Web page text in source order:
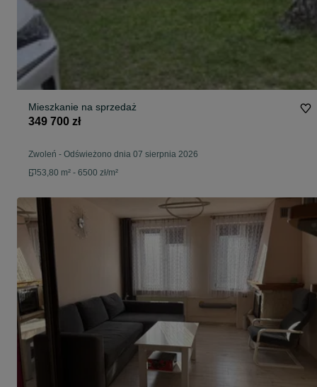
Mieszkanie na sprzedaż
349 700 zł
Zwoleń - Odświeżono dnia 07 sierpnia 2026
53,80 m² - 6500 zł/m²